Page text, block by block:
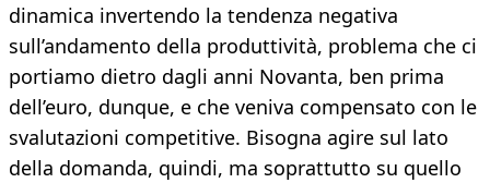
dinamica invertendo la tendenza negativa
sull’andamento della produttività, problema che ci
portiamo dietro dagli anni Novanta, ben prima
dell’euro, dunque, e che veniva compensato con le
svalutazioni competitive. Bisogna agire sul lato
della domanda, quindi, ma soprattutto su quello